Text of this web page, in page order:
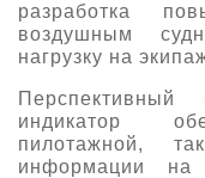
разработка
воздушным
нагрузку на
Перспективный
индикатор
пилотажной,
информации на